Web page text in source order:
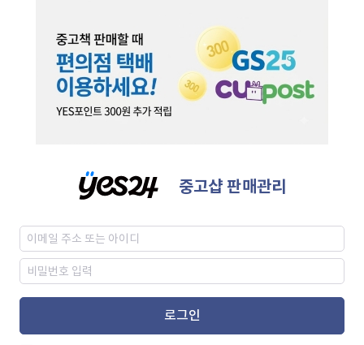
중고샵 판매관리
로그인